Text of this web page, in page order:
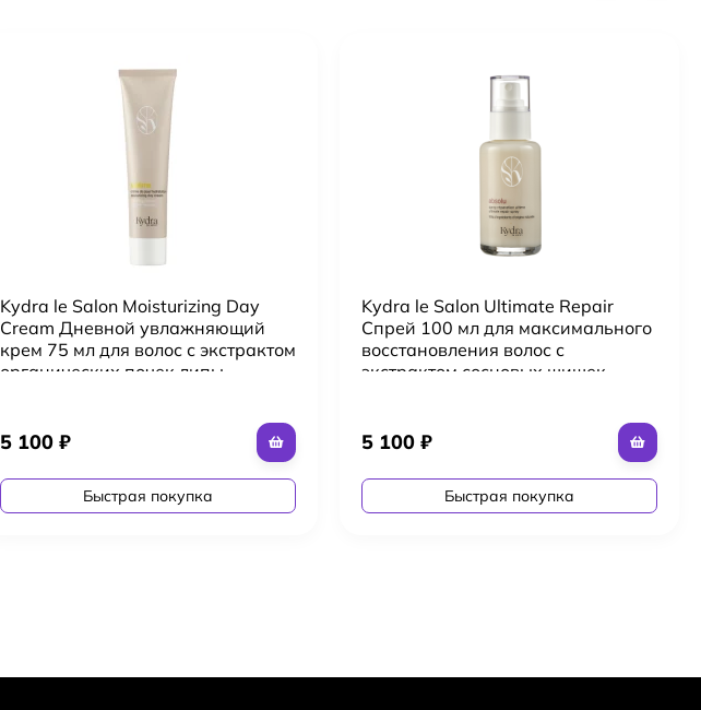
Kydra le Salon Moisturizing Day
Cream Дневной увлажняющий
крем 75 мл для волос с экстрактом
органических почек липы
5 100 ₽
Быстрая покупка
Kydra le Salon Ultimate Repair
Спрей 100 мл для максимального
восстановления волос с
экстрактом сосновых шишек
5 100 ₽
Быстрая покупка